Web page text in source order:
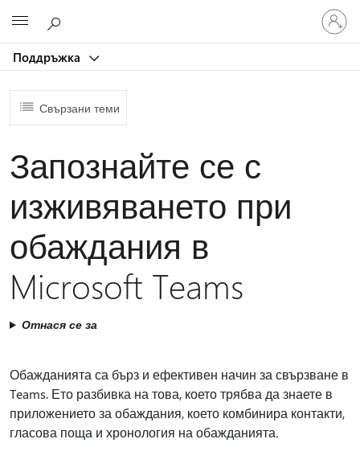
Поддръжка
Влезте
във
вашия
Свързани теми
Запознайте се с
изживяването при
обаждания в
Microsoft Teams
Отнася се за
Обажданията са бърз и ефективен начин за свързване в
Teams. Ето разбивка на това, което трябва да знаете в
приложението за обаждания, което комбинира контакти,
гласова поща и хронология на обажданията.